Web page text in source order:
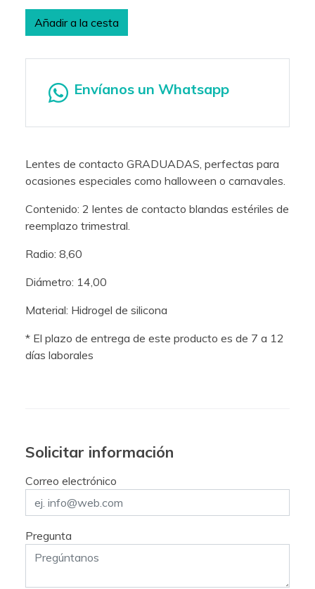
Añadir a la cesta
Envíanos un Whatsapp
Lentes de contacto GRADUADAS, perfectas para
ocasiones especiales como halloween o carnavales.
Contenido: 2 lentes de contacto blandas estériles de
reemplazo trimestral.
Radio: 8,60
Diámetro: 14,00
Material: Hidrogel de silicona
* El plazo de entrega de este producto es de 7 a 12
días laborales
Solicitar información
Correo electrónico
Pregunta